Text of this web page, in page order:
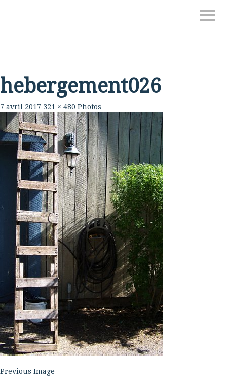
hebergement026
7 avril 2017 321 × 480 Photos
Previous Image